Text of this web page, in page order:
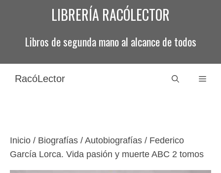
LIBRERÍA RACÓLECTOR
Libros de segunda mano al alcance de todos
RacóLector
Inicio / Biografías / Autobiografías / Federico
García Lorca. Vida pasión y muerte ABC 2 tomos